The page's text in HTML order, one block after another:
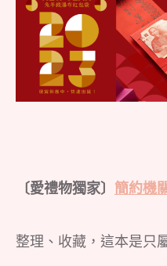
〔愛禮物獨家〕 簡約機
整理、收藏，這本是只